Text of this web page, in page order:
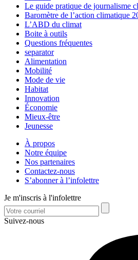
Le guide pratique de journalisme
Baromètre de l’action climatique
L’ABD du climat
Boite à outils
Questions fréquentes
separator
Alimentation
Mobilité
Mode de vie
Habitat
Innovation
Économie
Mieux-être
Jeunesse
À propos
Notre équipe
Nos partenaires
Contactez-nous
S’abonner à l’infolettre
Je m'inscris à l'infolettre
Suivez-nous